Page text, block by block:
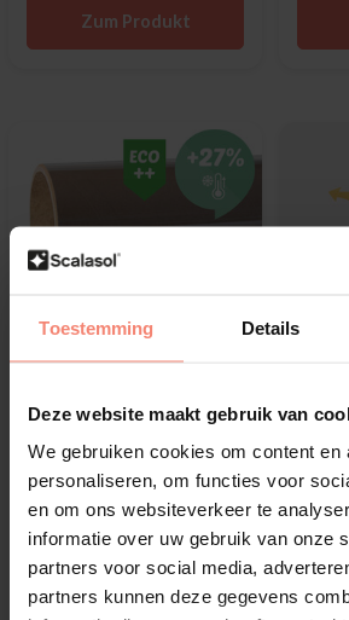
Toestemming Details
Deze website maakt gebruik van
We gebruiken cookies om content en
personaliseren, om functies voor
en om ons websiteverkeer te
informatie over uw gebruik van onze
partners voor social media,
partners kunnen deze gegevens
Zum Produkt
Scalasol®
Isolierfolie | EC250 |
Klar Durchsichtig
27% Weniger Wärmeverlust
U-Wert: 4.2
Verbessert die Isolierung Ihres Glases